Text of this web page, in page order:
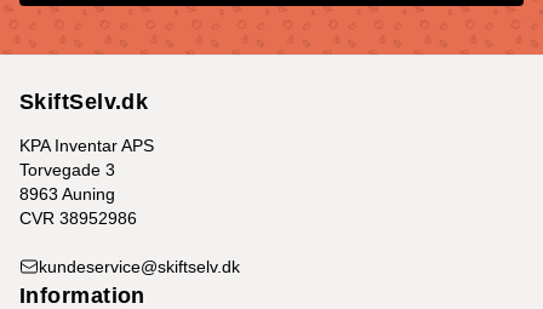
SkiftSelv.dk
KPA Inventar APS
Torvegade 3
8963 Auning
CVR 38952986
kundeservice@skiftselv.dk
Information